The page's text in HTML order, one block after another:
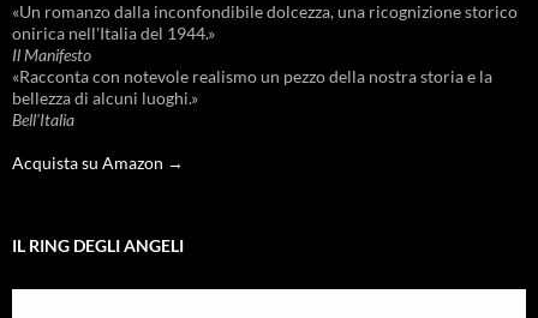
«Un romanzo dalla inconfondibile dolcezza, una ricognizione storico
onirica nell'Italia del 1944.»
Il Manifesto
«Racconta con notevole realismo un pezzo della nostra storia e la
bellezza di alcuni luoghi.»
Bell'Italia
Acquista su Amazon →
IL RING DEGLI ANGELI